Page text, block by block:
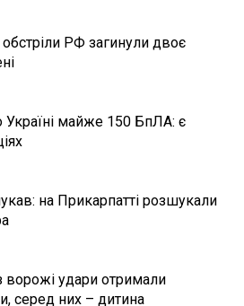
РФ загинули двоє
Україні майже 150 БпЛА: є
на Прикарпатті розшукали
ворожі удари отримали
серед них – дитина